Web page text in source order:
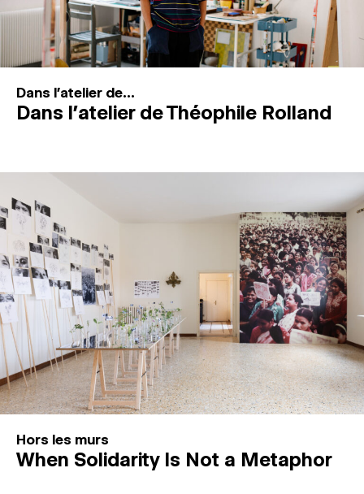
Connexion
Dans l'atelier de...
Dans l’atelier de Théophile Rolland
Hors les murs
When Solidarity Is Not a Metaphor